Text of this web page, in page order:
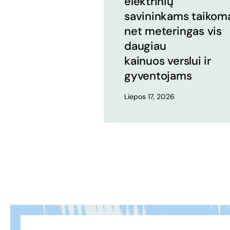
savininkams
net meteringas vis
daugiau
kainuos verslui ir
gyventojams
Liepos 17, 2026